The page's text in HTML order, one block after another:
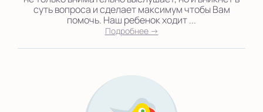
суть вопроса и сделает максимум чтобы Вам
помочь. Наш ребенок ходит ...
Подробнее →